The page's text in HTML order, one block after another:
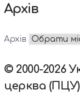
Архів
Архів
© 2000-2026
церква (ПЦУ)